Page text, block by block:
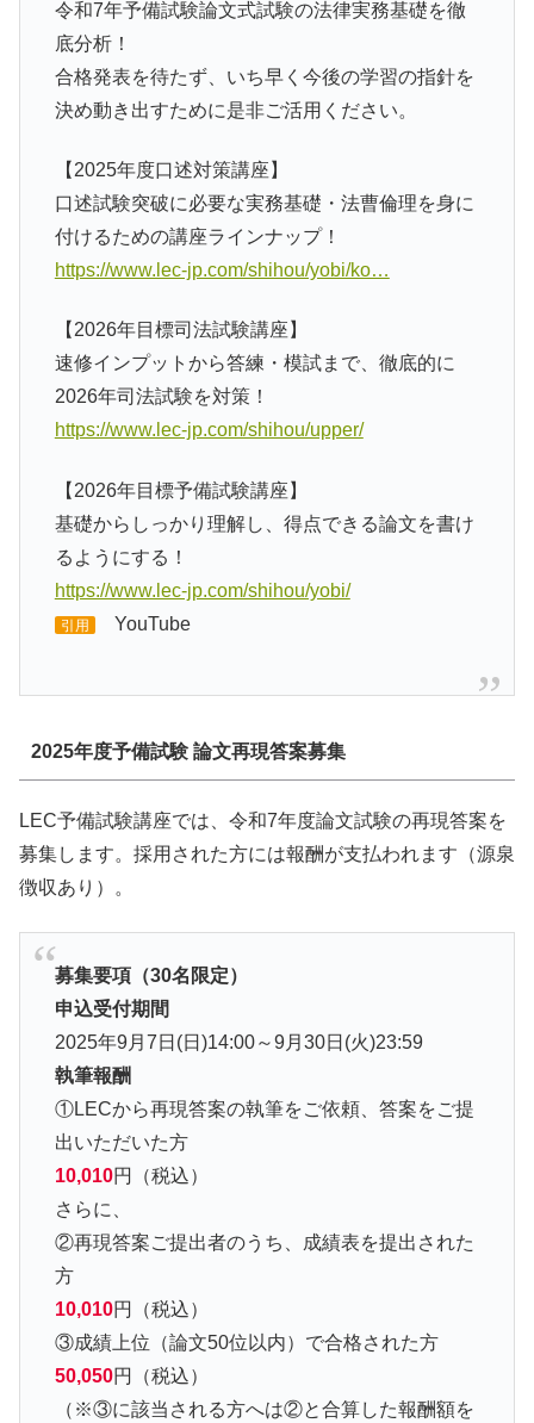
令和7年予備試験論文式試験の法律実務基礎を徹
底分析！
合格発表を待たず、いち早く今後の学習の指針を
決め動き出すために是非ご活用ください。
【2025年度口述対策講座】
口述試験突破に必要な実務基礎・法曹倫理を身に
付けるための講座ラインナップ！
https://www.lec-jp.com/shihou/yobi/ko…
【2026年目標司法試験講座】
速修インプットから答練・模試まで、徹底的に
2026年司法試験を対策！
https://www.lec-jp.com/shihou/upper/
【2026年目標予備試験講座】
基礎からしっかり理解し、得点できる論文を書け
るようにする！
https://www.lec-jp.com/shihou/yobi/
引用 YouTube
2025年度予備試験 論文再現答案募集
LEC予備試験講座では、令和7年度論文試験の再現答案を
募集します。採用された方には報酬が支払われます（源泉
徴収あり）。
募集要項（30名限定）
申込受付期間
2025年9月7日(日)14:00～9月30日(火)23:59
執筆報酬
①LECから再現答案の執筆をご依頼、答案をご提
出いただいた方
10,010円（税込）
さらに、
②再現答案ご提出者のうち、成績表を提出された
方
10,010円（税込）
③成績上位（論文50位以内）で合格された方
50,050円（税込）
（※③に該当される方へは②と合算した報酬額を